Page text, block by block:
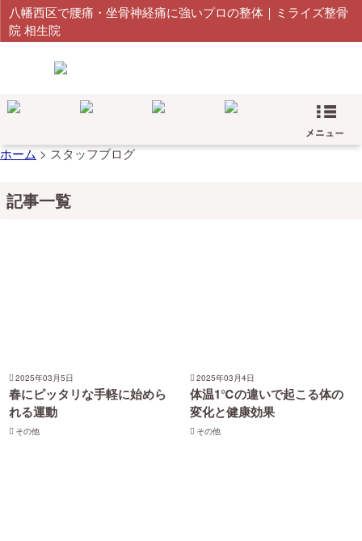
八幡西区で腰痛・坐骨神経痛に強いプロの整体｜ミライズ整骨
院 相生院
ホーム > スタッフブログ
記事一覧
2025年03月5日
春にピッタリな手軽に始めら
れる運動
その他
2025年03月4日
体温1℃の違いで起こる体の
変化と健康効果
その他